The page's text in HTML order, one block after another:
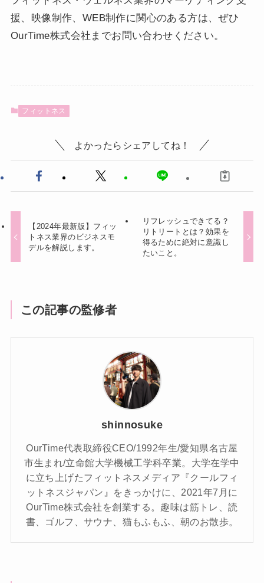
援、映像制作、WEB制作に関心のある方は、ぜひ
OurTime株式会社までお問い合わせください。
フィットネス
よかったらシェアしてね！
【2024年最新版】フィッ
トネス業界のビジネスモ
デルを解説します。
リフレッシュできてる？
リトリートとは？効果を
得るために絶対に意識し
たいこと。
この記事の監修者
shinnosuke
OurTime代表取締役CEO/1992年生/愛知県名古屋
市生まれ/立命館大学機械工学科卒業。大学在学中
に立ち上げたフィットネスメディア『クールフィ
ットネスジャパン』をきっかけに、2021年7月に
OurTime株式会社を創業する。趣味は筋トレ、読
書、ゴルフ、サウナ、猫もふもふ、朝のお散歩。